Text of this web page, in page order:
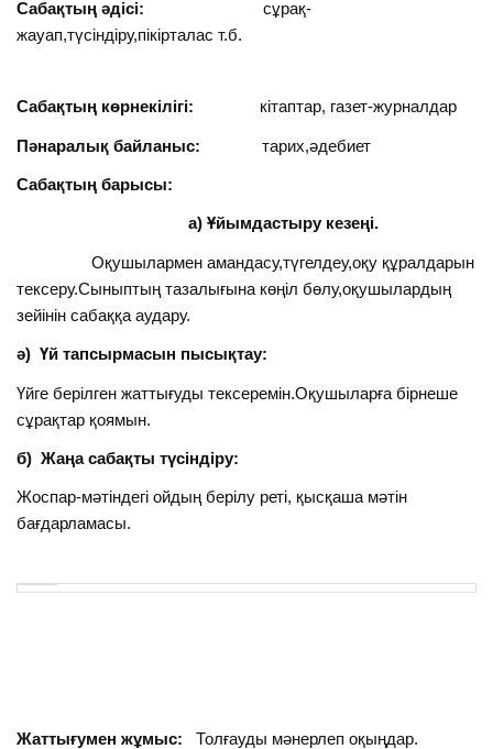
Сабақтың әдісі:
сұрақ-
жауап,түсіндіру,пікірталас т.б.
Сабақтың көрнекілігі: кітаптар, газет-журналдар
Пәнаралық байланыс:тарих,әдебиет
Сабақтың барысы:
а) Ұйымдастыру кезеңі.
Оқушылармен амандасу,түгелдеу,оқу құралдарын
тексеру.Сыныптың тазалығына көңіл бөлу,оқушылардың
зейінін сабаққа аудару.
ә) Үй тапсырмасын пысықтау:
Үйге берілген жаттығуды тексеремін.Оқушыларға бірнеше
сұрақтар қоямын.
б) Жаңа сабақты түсіндіру:
Жоспар-мәтіндегі ойдың берілу реті, қысқаша мәтін
бағдарламасы.
Жаттығумен жұмыс: Толғауды мәнерлеп оқыңдар.